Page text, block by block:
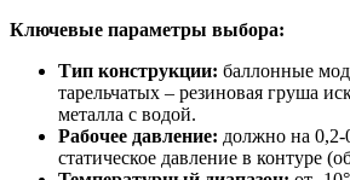
Ключевые параметры выбора:
Тип конструкции: баллонные
тарельчатых – резиновая груша
металла с водой.
Рабочее давление: должно на 0,2-
статическое давление в контуре